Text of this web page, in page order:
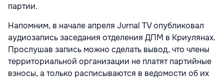
партии.
Напомним, в начале апреля Jurnal TV опубликовал
аудиозапись заседания отделения ДПМ в Криулянах.
Прослушав запись можно сделать вывод, что члены
территориальной организации не платят партийные
взносы, а только расписываются в ведомости об их